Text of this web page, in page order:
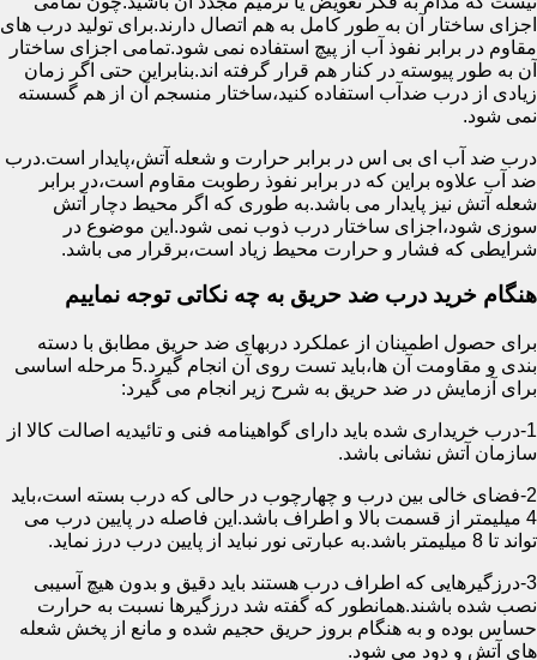
اجزای ساختار آن به طور کامل به هم اتصال دارند.برای تولید درب های
مقاوم در برابر نفوذ آب از پیچ استفاده نمی شود.تمامی اجزای ساختار
آن به طور پیوسته در کنار هم قرار گرفته اند.بنابراین حتی اگر زمان
زیادی از درب ضدآب استفاده کنید،ساختار منسجم آن از هم گسسته
نمی شود.
درب ضد آب ای بی اس در برابر حرارت و شعله آتش،پایدار است.درب
ضد آب علاوه براین که در برابر نفوذ رطوبت مقاوم است،در برابر
شعله آتش نیز پایدار می باشد.به طوری که اگر محیط دچار آتش
سوزی شود،اجزای ساختار درب ذوب نمی شود.این موضوع در
شرایطی که فشار و حرارت محیط زیاد است،برقرار می باشد.
هنگام خرید درب ضد حریق به چه نکاتی توجه نماییم
برای حصول اطمینان از عملکرد دربهای ضد حریق مطابق با دسته
بندی و مقاومت آن ها،باید تست روی آن انجام گیرد.5 مرحله اساسی
برای آزمایش در ضد حریق به شرح زیر انجام می گیرد:
1-درب خریداری شده باید دارای گواهینامه فنی و تائیدیه اصالت کالا از
سازمان آتش نشانی باشد.
2-فضای خالی بین درب و چهارچوب در حالی که درب بسته است،باید
4 میلیمتر از قسمت بالا و اطراف باشد.این فاصله در پایین درب می
تواند تا 8 میلیمتر باشد.به عبارتی نور نباید از پایین درب درز نماید.
3-درزگیرهایی که اطراف درب هستند باید دقیق و بدون هیچ آسیبی
نصب شده باشند.همانطور که گفته شد درزگیرها نسبت به حرارت
حساس بوده و به هنگام بروز حریق حجیم شده و مانع از پخش شعله
های آتش و دود می شود.